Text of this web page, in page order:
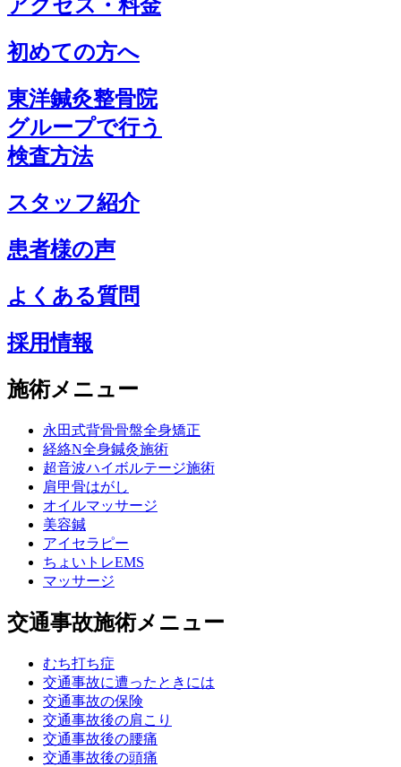
アクセス・料金
初めての方へ
東洋鍼灸整骨院
グループで行う
検査方法
スタッフ紹介
患者様の声
よくある質問
採用情報
施術メニュー
永田式背骨骨盤全身矯正
経絡N全身鍼灸施術
超音波ハイボルテージ施術
肩甲骨はがし
オイルマッサージ
美容鍼
アイセラピー
ちょいトレEMS
マッサージ
交通事故施術メニュー
むち打ち症
交通事故に遭ったときには
交通事故の保険
交通事故後の肩こり
交通事故後の腰痛
交通事故後の頭痛